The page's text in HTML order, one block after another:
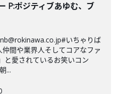
P:ポジティブあゆむ、ブ
いちゃりば
間や業界人そしてコアなファ
と愛されているお笑いコン
...